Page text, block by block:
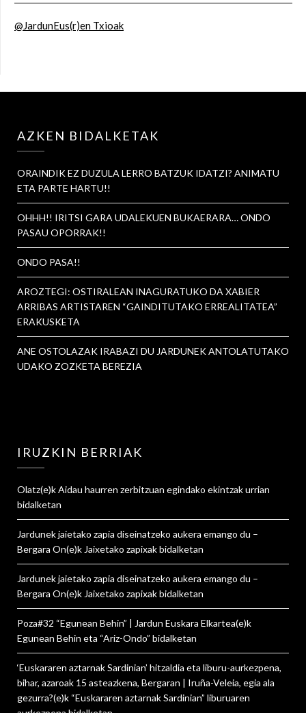
@JardunEus(r)en Txioak
AZKEN BIDALKETAK
ORAINDIK EZ DUZULA LERRO BATZUK IDATZI? ANIMATU
ETA PARTE HARTU!!
OHHH!! IRITSI GARA UDALEKUEN BUKAERARA… ONDO
PASAU OPORRAK!!
ONDO PASA!!
AROZTEGI: OSTIRALEAN INAGURATUKO DA XABIER
ARRIBAS ARTISTAREN “GAINDITUTAKO ERREALITATEA”
ERAKUSKETA
ANE OSTOLAZAK IRABAZI DU JARDUNEK ANTOLATUTAKO
UDAKO ZOZKETA BEREZIA
IRUZKIN BERRIAK
Olatz(e)kAidau haurren zerbitzuan egindako ekintzak urrian
bidalketan
Jardunek jaietako zapia diseinatzeko aukera emango du –
Bergara On(e)k Jaixetako zapixakbidalketan
Jardunek jaietako zapia diseinatzeko aukera emango du –
Bergara On(e)k Jaixetako zapixakbidalketan
Poza#32 “Egunean Behin” | Jardun Euskara Elkartea(e)k
Egunean Behin eta “Ariz-Ondo” bidalketan
‘Euskararen aztarnak Sardinian’ hitzaldia eta liburu-aurkezpena,
bihar, azaroak 15 asteazkena, Bergaran | Iruña-Veleia, egia ala
gezurra?(e)k “Euskararen aztarnak Sardinian” liburuaren